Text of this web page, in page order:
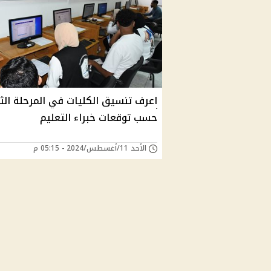
اعرف تنسيق الكليات في المرحلة
حسب توقعات خبراء التعليم
الأحد 11/أغسطس/2024 - 05:15 م